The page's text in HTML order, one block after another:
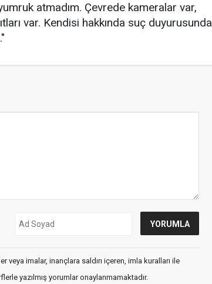
atmadım. Çevrede kameralar var,
var. Kendisi hakkında suç duyurusunda
veya imalar, inançlara saldırı içeren, imla kuralları ile
yazılmış yorumlar onaylanmamaktadır.